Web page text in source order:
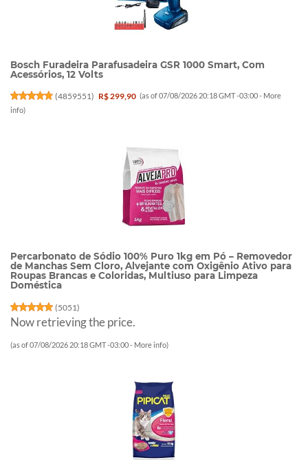
Bosch Furadeira Parafusadeira GSR 1000 Smart, Com
Acessórios, 12 Volts
(4859551) R$ 299,90 (as of 07/08/2026 20:18 GMT -03:00 - More
info)
Percarbonato de Sódio 100% Puro 1kg em Pó – Removedor
de Manchas Sem Cloro, Alvejante com Oxigênio Ativo para
Roupas Brancas e Coloridas, Multiuso para Limpeza
Doméstica
(5051)
Now retrieving the price.
(as of 07/08/2026 20:18 GMT -03:00 - More info)